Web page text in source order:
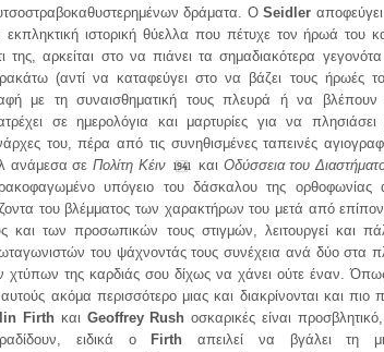
δράματα. ΟSeidler
εκπληκτική ιστορική θύελλα που πέτυχε τον ήρωά του
της, αρκείται στο να πιάνει τα σημαδιακότερα
(αντί να καταφεύγει στο να βάζει τους ήρωές
με τη συναισθηματική τους πλευρά ή να βλέπουν
σε ημερολόγια και μαρτυρίες για να
του, πέρα από τις συνηθισμένες ταπεινές
ανάμεσα σε Πολίτη Κέιν 1941 και Οδύσσεια του
υπόγειο του δάσκαλου της ορθοφωνίας
του βλέμματος των χαρακτήρων του μετά από
και των προσωπικών τους στιγμών, λειτουργεί και
του ψάχνοντάς τους συνέχεια ανά δύο στα
χτύπων της καρδιάς σου δίχως να χάνει ούτε έναν.
ακόμα περισσότερο μιας και διακρίνονται και πιο
Firthκαι Geoffrey Rush οσκαρικές είναι
ειδικά ο
Firth απειλεί να βγάλει τη